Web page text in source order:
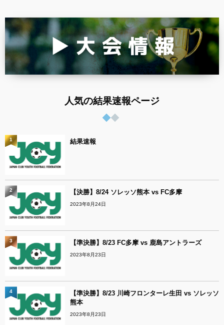
人気の結果速報ページ
結果速報
1
【決勝】8/24 ソレッソ熊本 vs FC多摩
2023年8月24日
2
【準決勝】8/23 FC多摩 vs 鹿島アントラーズ
2023年8月23日
3
【準決勝】8/23 川崎フロンターレ生田 vs ソレッソ
熊本
2023年8月23日
4